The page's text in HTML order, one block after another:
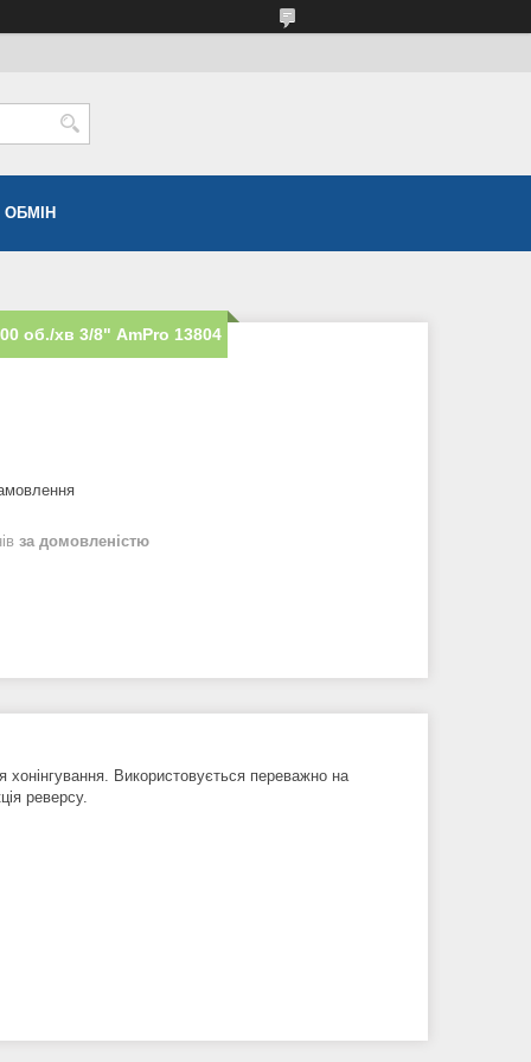
об./хв 3/8" AmPro 13804
за домовленістю
Використовується переважно на
реверсу.